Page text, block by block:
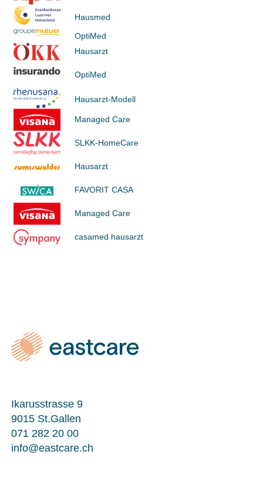
Hausmed
OptiMed
Hausarzt
OptiMed
Hausarzt-Modell
Managed Care
SLKK-HomeCare
Hausarzt
FAVORIT CASA
Managed Care
casamed hausarzt
Ikarusstrasse 9
9015 St.Gallen
071 282 20 00
info@eastcare.ch